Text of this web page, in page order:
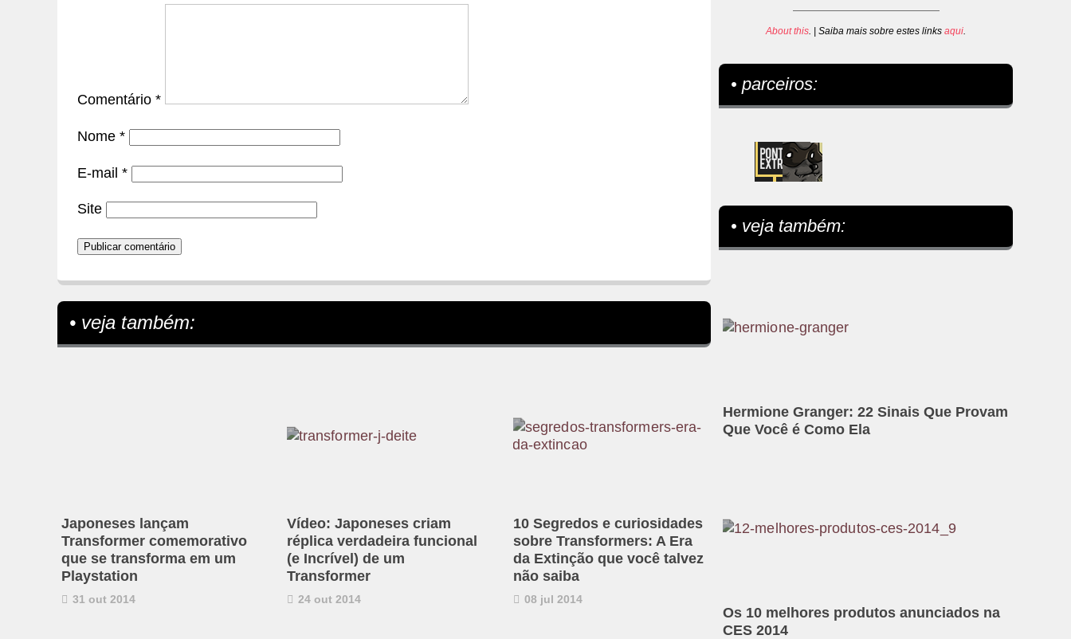
Comentário *
Nome *
E-mail *
Site
• veja também:
Japoneses lançam
Transformer comemorativo
que se transforma em um
Playstation
31 out 2014
Vídeo: Japoneses criam
réplica verdadeira funcional
(e Incrível) de um
Transformer
24 out 2014
10 Segredos e curiosidades
sobre Transformers: A Era
da Extinção que você talvez
não saiba
08 jul 2014
About this. | Saiba mais sobre estes linksaqui.
• parceiros:
• veja também:
Hermione Granger: 22 Sinais Que Provam
Que Você é Como Ela
Os 10 melhores produtos anunciados na
CES 2014